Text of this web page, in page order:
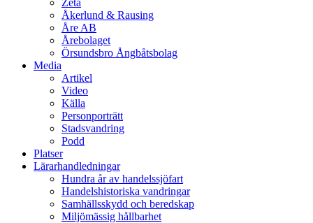
Zeta
Åkerlund & Rausing
Åre AB
Årebolaget
Örsundsbro Ångbåtsbolag
Media
Artikel
Video
Källa
Personporträtt
Stadsvandring
Podd
Platser
Lärarhandledningar
Hundra år av handelssjöfart
Handelshistoriska vandringar
Samhällsskydd och beredskap
Miljömässig hållbarhet